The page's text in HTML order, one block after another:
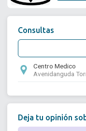
Consultas
Centro Medico
Avenidanguda
Deja tu opinión